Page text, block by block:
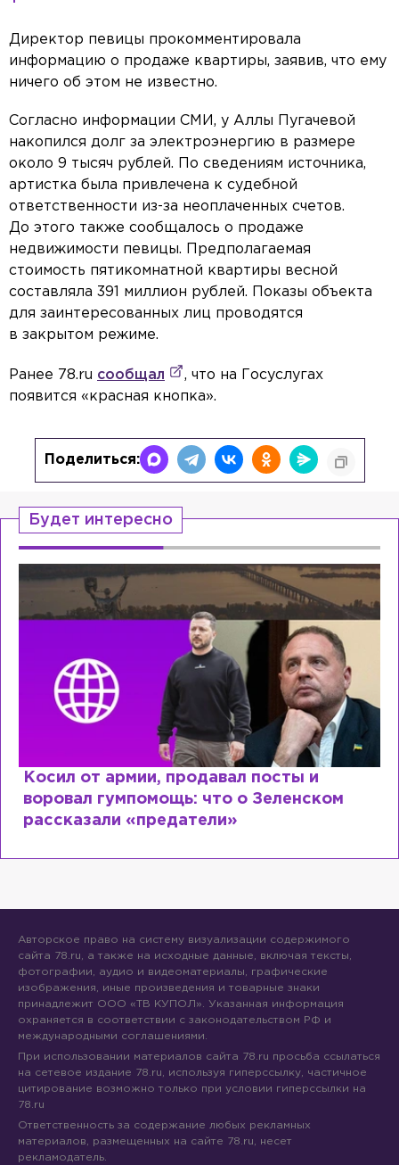
Директор певицы прокомментировала
информацию о продаже квартиры, заявив, что ему
ничего об этом не известно.
Согласно информации СМИ, у Аллы Пугачевой
накопился долг за электроэнергию в размере
около 9 тысяч рублей. По сведениям источника,
артистка была привлечена к судебной
ответственности из-за неоплаченных счетов.
До этого также сообщалось о продаже
недвижимости певицы. Предполагаемая
стоимость пятикомнатной квартиры весной
составляла 391 миллион рублей. Показы объекта
для заинтересованных лиц проводятся
в закрытом режиме.
Ранее 78.ru сообщал
, что на Госуслугах
появится «красная кнопка».
Поделиться:
Будет интересно
Косил от армии, продавал посты и
воровал гумпомощь: что о Зеленском
рассказали «предатели»
Авторское право на систему визуализации содержимого
сайта 78.ru, а также на исходные данные, включая тексты,
фотографии, аудио и видеоматериалы, графические
изображения, иные произведения и товарные знаки
принадлежит ООО «ТВ КУПОЛ». Указанная информация
охраняется в соответствии с законодательством РФ и
международными соглашениями.
При использовании материалов сайта 78.ru просьба ссылаться
на сетевое издание 78.ru, используя гиперссылку, частичное
цитирование возможно только при условии гиперссылки на
78.ru
Ответственность за содержание любых рекламных
материалов, размещенных на сайте 78.ru, несет
рекламодатель.